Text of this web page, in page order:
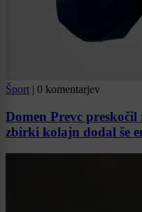
Šport | 0 komentarjev
Domen Prevc
zbirki kolajn dodal še